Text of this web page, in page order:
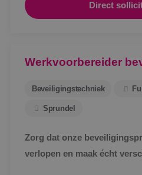
Direct
Werkvoorbereider
Beveiligingstechniek
Sprundel
Zorg dat onze
verlopen en maak écht